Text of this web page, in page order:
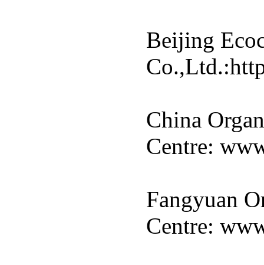
Beijing
China
Centre:
Fangyuan
Centre: